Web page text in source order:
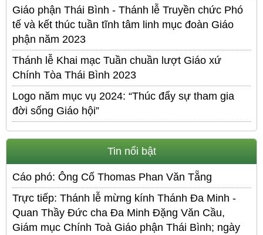
Giáo phận Thái Bình - Thánh lễ Truyền chức Phó
tế và kết thúc tuần tĩnh tâm linh mục đoàn Giáo
phận năm 2023
Thánh lễ Khai mạc Tuần chuần lượt Giáo xứ
Chính Tòa Thái Bình 2023
Logo năm mục vụ 2024: “Thúc đẩy sự tham gia
đời sống Giáo hội”
Tin nổi bật
Cáo phó: Ông Cố Thomas Phan Văn Tẵng
Trực tiếp: Thánh lễ mừng kính Thánh Đa Minh -
Quan Thầy Đức cha Đa Minh Đặng Văn Cầu,
Giám mục Chính Toà Giáo phận Thái Bình; ngày